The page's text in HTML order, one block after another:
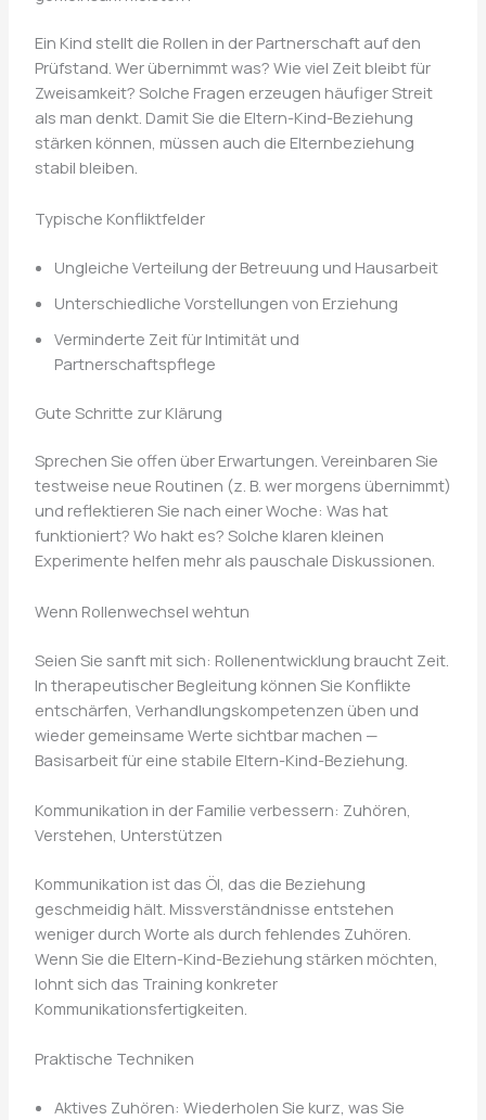
Ein Kind stellt die Rollen in der Partnerschaft auf den
Prüfstand. Wer übernimmt was? Wie viel Zeit bleibt für
Zweisamkeit? Solche Fragen erzeugen häufiger Streit
als man denkt. Damit Sie die Eltern-Kind-Beziehung
stärken können, müssen auch die Elternbeziehung
stabil bleiben.
Typische Konfliktfelder
Ungleiche Verteilung der Betreuung und Hausarbeit
Unterschiedliche Vorstellungen von Erziehung
Verminderte Zeit für Intimität und
Partnerschaftspflege
Gute Schritte zur Klärung
Sprechen Sie offen über Erwartungen. Vereinbaren Sie
testweise neue Routinen (z. B. wer morgens übernimmt)
und reflektieren Sie nach einer Woche: Was hat
funktioniert? Wo hakt es? Solche klaren kleinen
Experimente helfen mehr als pauschale Diskussionen.
Wenn Rollenwechsel wehtun
Seien Sie sanft mit sich: Rollenentwicklung braucht Zeit.
In therapeutischer Begleitung können Sie Konflikte
entschärfen, Verhandlungskompetenzen üben und
wieder gemeinsame Werte sichtbar machen —
Basisarbeit für eine stabile Eltern-Kind-Beziehung.
Kommunikation in der Familie verbessern: Zuhören,
Verstehen, Unterstützen
Kommunikation ist das Öl, das die Beziehung
geschmeidig hält. Missverständnisse entstehen
weniger durch Worte als durch fehlendes Zuhören.
Wenn Sie die Eltern-Kind-Beziehung stärken möchten,
lohnt sich das Training konkreter
Kommunikationsfertigkeiten.
Praktische Techniken
Aktives Zuhören: Wiederholen Sie kurz, was Sie